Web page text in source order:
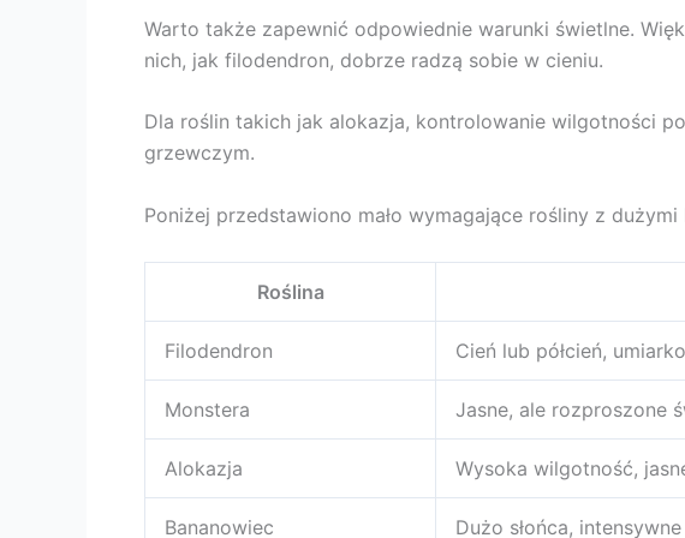
Warto także zapewnić odpowiednie warunki świetlne.
nich, jak filodendron, dobrze radzą sobie w cieniu.
Dla roślin takich jak alokazja, kontrolowanie wilgotności
grzewczym.
Poniżej przedstawiono mało wymagające rośliny z
Roślina
Filodendron Cień lub półcień,
Monstera Jasne, ale rozproszone
Alokazja Wysoka wilgotność,
Bananowiec Dużo słońca,